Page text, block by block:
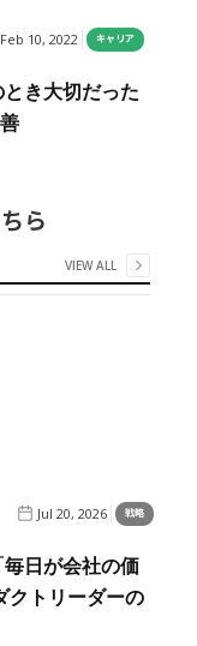
Feb 10, 2022 キャリア
き大切だった
ら
VIEW ALL
Jul 20, 2026 戦略
日が会社の価
クトリーダーの